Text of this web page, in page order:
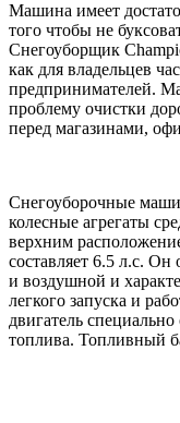
Машина имеет
того чтобы не
Снегоуборщик
как для владельцев
предпринимателей.
проблему очистки
перед магазинами,
Снегоуборочные
колесные агрегаты
верхним
составляет 6.5 л.с. Он
и воздушной и
легкого запуска и
двигатель
топлива. Топливный